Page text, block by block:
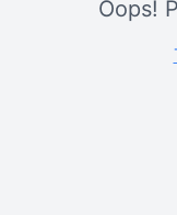
Oops!